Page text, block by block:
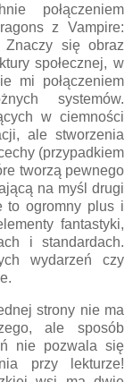
połączeniem
z Vampire:
Znaczy się obraz
społecznej, w
mi połączeniem
systemów.
w ciemności
ale stworzenia
(przypadkiem
tworzą pewnego
na myśl drugi
to ogromny plus i
fantastyki,
i standardach.
wydarzeń czy
strony nie ma
ale sposób
nie pozwala się
przy lekturze!